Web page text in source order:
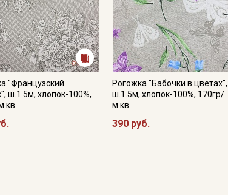
"Французский
ш.1.5м, хлопок-100%,
Рогожка "Бабочки в цветах",
ш.1.5м, хлопок-100%, 170гр/
м.кв
390 руб.